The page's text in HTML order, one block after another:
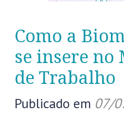
Como a
se insere no
de Trabalho
Publicado em 07/